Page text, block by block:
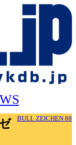
BULL ZEICHEN 88